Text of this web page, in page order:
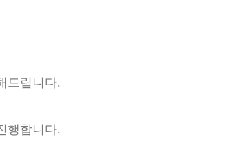
드립니다.
행합니다.